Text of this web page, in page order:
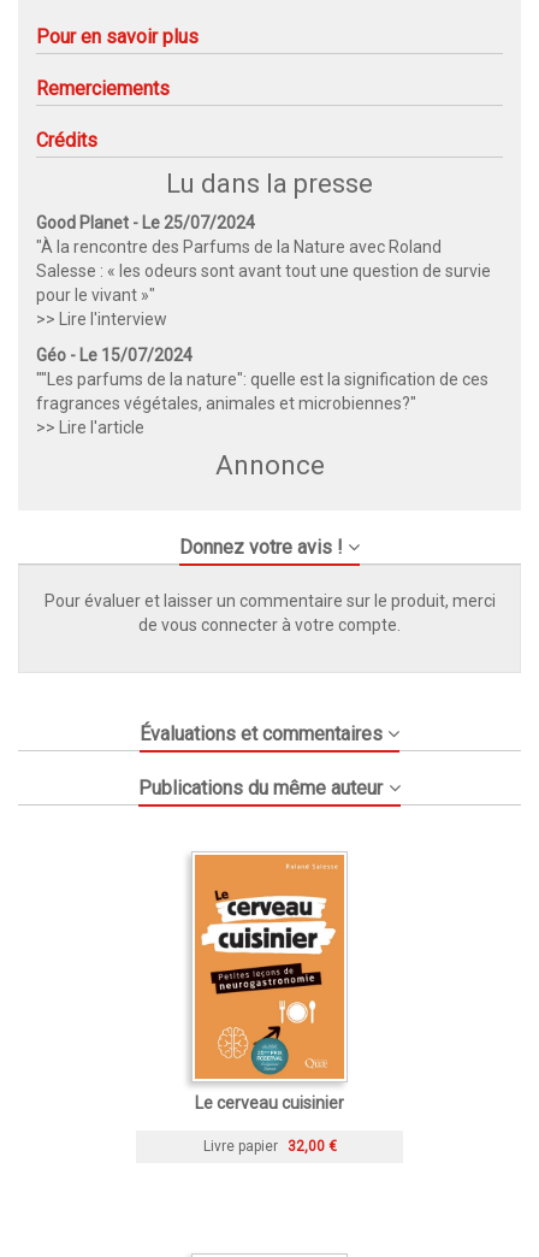
Pour en savoir plus
Remerciements
Crédits
Lu dans la presse
Good Planet - Le 25/07/2024
"À la rencontre des Parfums de la Nature avec Roland
Salesse : « les odeurs sont avant tout une question de survie
pour le vivant »"
>> Lire l'interview
Géo - Le 15/07/2024
""Les parfums de la nature": quelle est la signification de ces
fragrances végétales, animales et microbiennes?"
>> Lire l'article
Annonce
Donnez votre avis !
Pour évaluer et laisser un commentaire sur le produit, merci
de vous connecter à votre compte.
Évaluations et commentaires
Publications du même auteur
Le cerveau cuisinier
Livre papier 32,00 €